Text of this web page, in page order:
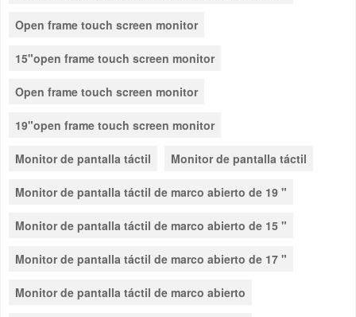
Open frame touch screen monitor
15"open frame touch screen monitor
Open frame touch screen monitor
19"open frame touch screen monitor
Monitor de pantalla táctil Monitor de pantalla táctil
Monitor de pantalla táctil de marco abierto de 19 "
Monitor de pantalla táctil de marco abierto de 15 "
Monitor de pantalla táctil de marco abierto de 17 "
Monitor de pantalla táctil de marco abierto